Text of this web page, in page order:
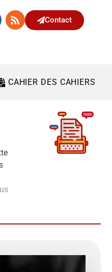
Contact
CAHIER DES CAHIERS